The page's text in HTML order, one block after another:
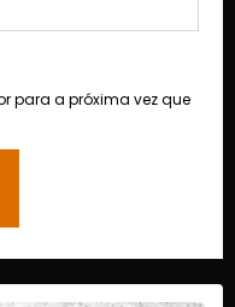
para a próxima vez que